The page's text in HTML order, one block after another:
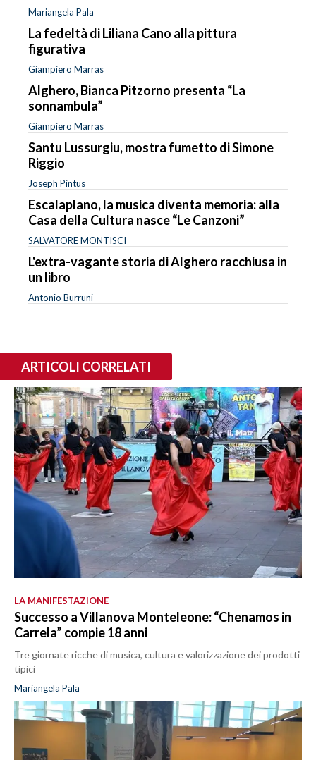
Mariangela Pala
La fedeltà di Liliana Cano alla pittura
figurativa
Giampiero Marras
Alghero, Bianca Pitzorno presenta “La
sonnambula”
Giampiero Marras
Santu Lussurgiu, mostra fumetto di Simone
Riggio
Joseph Pintus
Escalaplano, la musica diventa memoria: alla
Casa della Cultura nasce “Le Canzoni”
SALVATORE MONTISCI
L'extra-vagante storia di Alghero racchiusa in
un libro
Antonio Burruni
ARTICOLI CORRELATI
LA MANIFESTAZIONE
Successo a Villanova Monteleone: “Chenamos in
Carrela” compie 18 anni
Tre giornate ricche di musica, cultura e valorizzazione dei prodotti
tipici
Mariangela Pala